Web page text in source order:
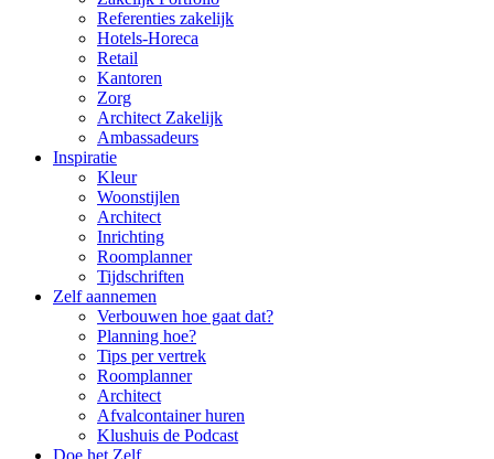
Referenties zakelijk
Hotels-Horeca
Retail
Kantoren
Zorg
Architect Zakelijk
Ambassadeurs
Inspiratie
Kleur
Woonstijlen
Architect
Inrichting
Roomplanner
Tijdschriften
Zelf aannemen
Verbouwen hoe gaat dat?
Planning hoe?
Tips per vertrek
Roomplanner
Architect
Afvalcontainer huren
Klushuis de Podcast
Doe het Zelf